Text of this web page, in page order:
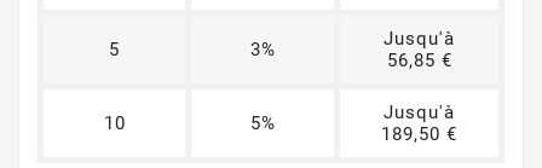
5 3%
Jusqu'à
56,85 €
10 5%
Jusqu'à
189,50 €